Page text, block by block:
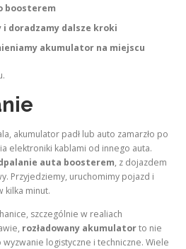
boosterem
doradzamy dalsze kroki
akumulator na miejscu
akumulator padł lub auto zamarzło po
elektroniki kablami od innego auta.
auta boosterem, z dojazdem
Przyjedziemy, uruchomimy pojazd i
kilka minut.
szczególnie w realiach
rozładowany akumulatorto nie
logistyczne i techniczne. Wiele